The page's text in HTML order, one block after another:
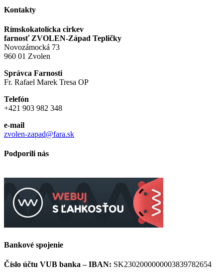
Kontakty
Rímskokatolícka cirkev
farnosť ZVOLEN-Západ Tepličky
Novozámocká 73
960 01 Zvolen
Správca Farnosti
Fr. Rafael Marek Tresa OP
Telefón
+421 903 982 348
e-mail
zvolen-zapad@fara.sk
Podporili nás
Bankové spojenie
Číslo účtu VUB banka –IBAN: SK2302000000003839782654